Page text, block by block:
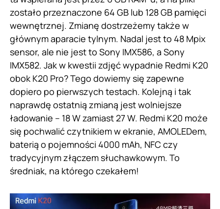
zostało przeznaczone 64 GB lub 128 GB pamięci
wewnętrznej. Zmianę dostrzeżemy także w
głównym aparacie tylnym. Nadal jest to 48 Mpix
sensor, ale nie jest to Sony IMX586, a Sony
IMX582. Jak w kwestii zdjęć wypadnie Redmi K20
obok K20 Pro? Tego dowiemy się zapewne
dopiero po pierwszych testach. Kolejną i tak
naprawdę ostatnią zmianą jest wolniejsze
ładowanie – 18 W zamiast 27 W. Redmi K20 może
się pochwalić czytnikiem w ekranie, AMOLEDem,
baterią o pojemności 4000 mAh, NFC czy
tradycyjnym złączem słuchawkowym. To
średniak, na którego czekałem!